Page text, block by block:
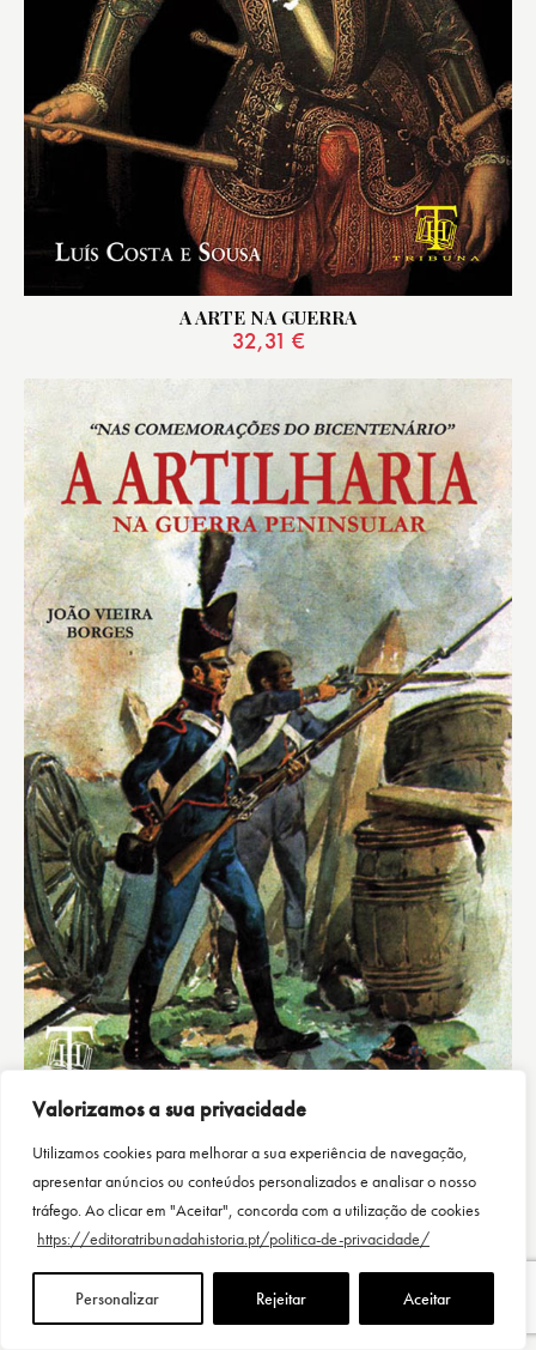
Valorizamos a sua privacidade
Utilizamos cookies para melhorar a sua experiência de navegação,
apresentar anúncios ou conteúdos personalizados e analisar o nosso
tráfego. Ao clicar em "Aceitar", concorda com a utilização de cookies
https://editoratribunadahistoria.pt/politica-de-privacidade/
Personalizar Rejeitar Aceitar
A ARTE NA GUERRA
32,31 €
A ARTILHARIA
19,90€